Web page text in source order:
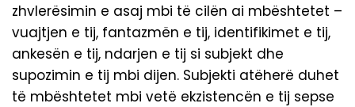
zhvlerësimin e asaj mbi të cilën ai mbështetet –
vuajtjen e tij, fantazmën e tij, identifikimet e tij,
ankesën e tij, ndarjen e tij si subjekt dhe
supozimin e tij mbi dijen. Subjekti atëherë duhet
të mbështetet mbi vetë ekzistencën e tij sepse